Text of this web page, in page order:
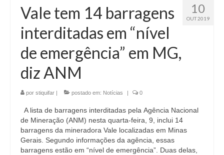
10
OUT 2019
Vale tem 14 barragens
interditadas em “nível
de emergência” em MG,
diz ANM
por stiquifar | postado em: Notícias | 0
A lista de barragens interditadas pela Agência Nacional
de Mineração (ANM) nesta quarta-feira, 9, inclui 14
barragens da mineradora Vale localizadas em Minas
Gerais. Segundo informações da agência, essas
barragens estão em “nível de emergência”. Duas delas,